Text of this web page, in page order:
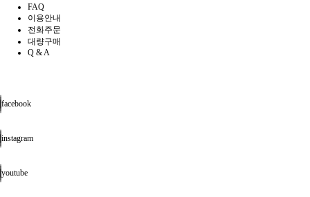
FAQ
이용안내
전화주문
대량구매
Q & A
facebook
instagram
youtube